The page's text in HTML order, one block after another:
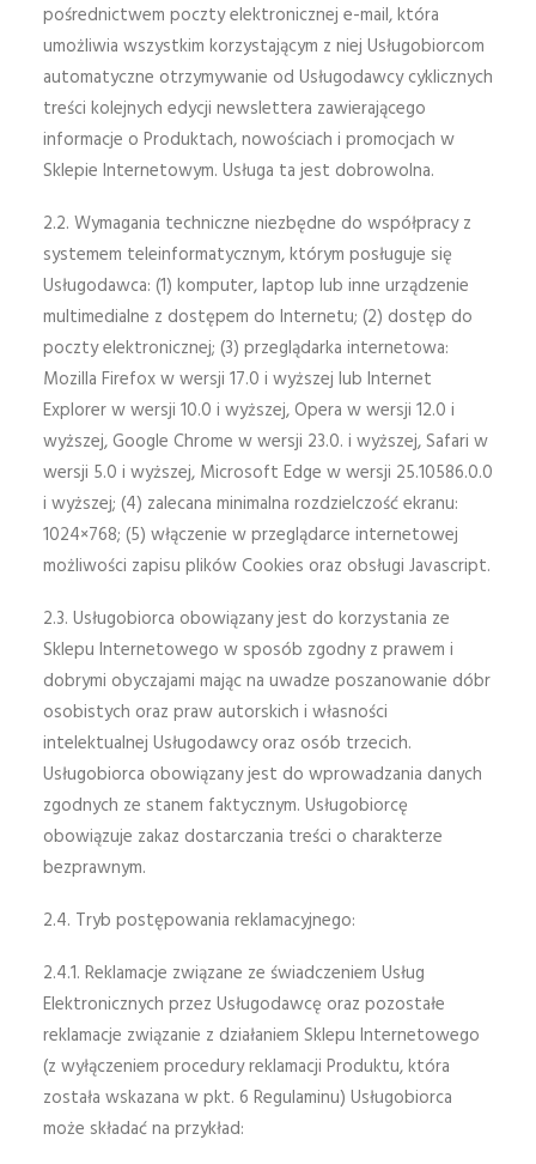
pośrednictwem poczty elektronicznej e-mail, która
umożliwia wszystkim korzystającym z niej Usługobiorcom
automatyczne otrzymywanie od Usługodawcy cyklicznych
treści kolejnych edycji newslettera zawierającego
informacje o Produktach, nowościach i promocjach w
Sklepie Internetowym. Usługa ta jest dobrowolna.
2.2. Wymagania techniczne niezbędne do współpracy z
systemem teleinformatycznym, którym posługuje się
Usługodawca: (1) komputer, laptop lub inne urządzenie
multimedialne z dostępem do Internetu; (2) dostęp do
poczty elektronicznej; (3) przeglądarka internetowa:
Mozilla Firefox w wersji 17.0 i wyższej lub Internet
Explorer w wersji 10.0 i wyższej, Opera w wersji 12.0 i
wyższej, Google Chrome w wersji 23.0. i wyższej, Safari w
wersji 5.0 i wyższej, Microsoft Edge w wersji 25.10586.0.0
i wyższej; (4) zalecana minimalna rozdzielczość ekranu:
1024×768; (5) włączenie w przeglądarce internetowej
możliwości zapisu plików Cookies oraz obsługi Javascript.
2.3. Usługobiorca obowiązany jest do korzystania ze
Sklepu Internetowego w sposób zgodny z prawem i
dobrymi obyczajami mając na uwadze poszanowanie dóbr
osobistych oraz praw autorskich i własności
intelektualnej Usługodawcy oraz osób trzecich.
Usługobiorca obowiązany jest do wprowadzania danych
zgodnych ze stanem faktycznym. Usługobiorcę
obowiązuje zakaz dostarczania treści o charakterze
bezprawnym.
2.4. Tryb postępowania reklamacyjnego:
2.4.1. Reklamacje związane ze świadczeniem Usług
Elektronicznych przez Usługodawcę oraz pozostałe
reklamacje związanie z działaniem Sklepu Internetowego
(z wyłączeniem procedury reklamacji Produktu, która
została wskazana w pkt. 6 Regulaminu) Usługobiorca
może składać na przykład: